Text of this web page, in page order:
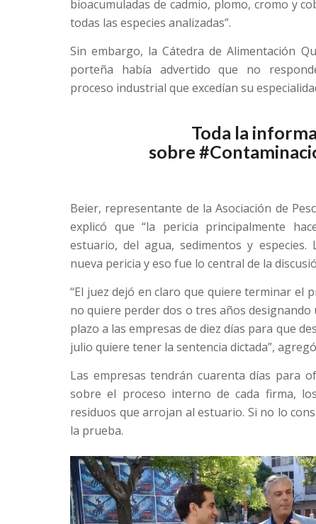
bioacumuladas de cadmio, plomo, cromo y
todas las especies analizadas”.
Sin embargo, la Cátedra de Alimentación
porteña había advertido que no
proceso industrial que excedían su
Toda la
sobre
Beier, representante de la Asociación de
explicó que “la pericia principalmente
estuario, del agua, sedimentos y especies.
nueva pericia y eso fue lo central de la
“El juez dejó en claro que quiere terminar el
no quiere perder dos o tres años
plazo a las empresas de diez días para que
julio quiere tener la sentencia dictada”,
Las empresas tendrán cuarenta días para
sobre el proceso interno de cada firma,
residuos que arrojan al estuario. Si no lo
la prueba.